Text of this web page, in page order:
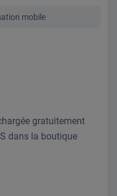
mobile
gratuitement
dans la boutique